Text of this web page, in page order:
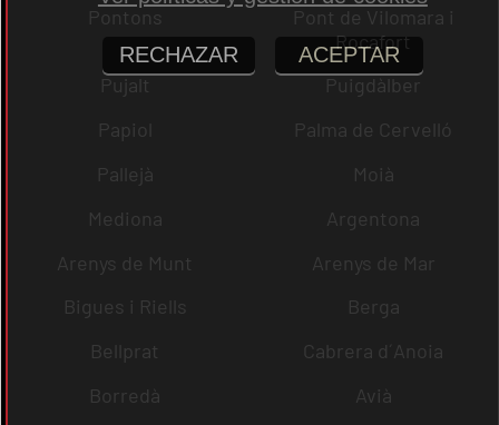
Pontons
Pont de Vilomara i
Rocafort
Pujalt
Puigdàlber
Papiol
Palma de Cervelló
Pallejà
Moià
Mediona
Argentona
Arenys de Munt
Arenys de Mar
Bigues i Riells
Berga
Bellprat
Cabrera d´Anoia
Borredà
Avià
RECHAZAR ACEPTAR